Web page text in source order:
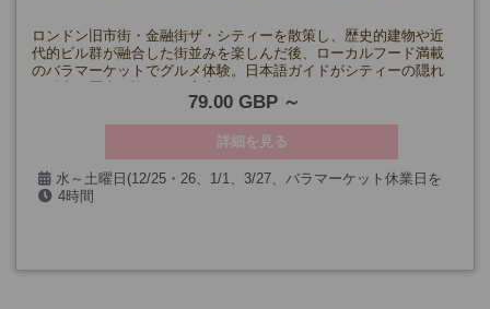
ロンドン旧市街・金融街ザ・シティーを散策し、歴史的建物や近
代的ビル群が融合した街並みを楽しんだ後、ローカルフード満載
のバラマーケットでグルメ体験。日本語ガイドがシティーの隠れ
79.00 GBP
詳細を見る
水～土曜日(12/25・26、1/1、3/27、バラマーケット休業日を
除く)4時間